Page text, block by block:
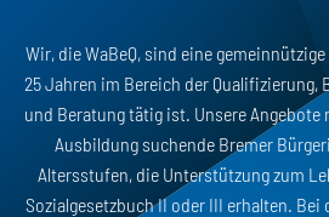
Wir, die WaBeQ, sind eine
25 Jahren im Bereich der Qualifizierung,
und Beratung tätig ist. Unsere
Ausbildung suchende Bremer
Altersstufen, die Unterstützung zum
Sozialgesetzbuch II oder III erhalten. Bei